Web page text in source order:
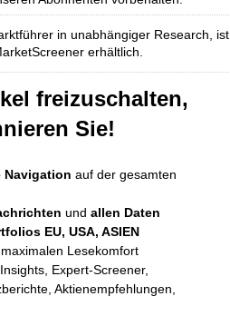
in unabhängiger Research, ist
erhältlich.
freizuschalten,
Sie!
Navigation auf der gesamten
undallen Daten
EU, USA, ASIEN
Lesekomfort
Expert-Screener,
Aktienempfehlungen,